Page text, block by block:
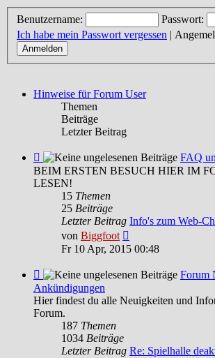
Benutzername:
Passwort:
Ich habe mein Passwort vergessen |
Hinweise für Forum User
Themen
Beiträge
Letzter Beitrag
Feed
-
FAQ
HILFE
FAQ
BEIM ERSTEN BESUCH HIER IM
LESEN!
15 Themen
25 Beiträge
Letzter Beitrag Info's zum Web-
von Biggfoot
Beitrag
Fr 10 Apr, 2015 00:48
Feed
-
Forum
News
Ankündigungen
Forum
Ankündigungen
Hier findest du alle Neuigkeiten und
Forum.
187 Themen
1034 Beiträge
Letzter Beitrag Re: Spielhalle